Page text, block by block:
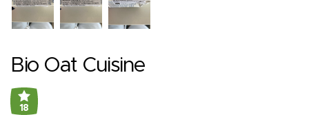
Bio Oat Cuisine
18